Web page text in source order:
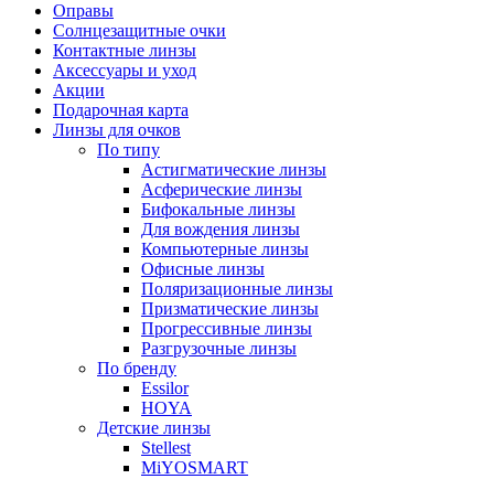
Оправы
Солнцезащитные очки
Контактные линзы
Аксессуары и уход
Акции
Подарочная карта
Линзы для очков
По типу
Астигматические линзы
Асферические линзы
Бифокальные линзы
Для вождения линзы
Компьютерные линзы
Офисные линзы
Поляризационные линзы
Призматические линзы
Прогрессивные линзы
Разгрузочные линзы
По бренду
Essilor
HOYA
Детские линзы
Stellest
MiYOSMART